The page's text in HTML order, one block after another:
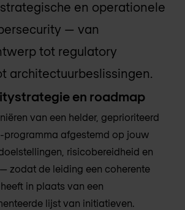
en operationele
— van
tot regulatory
architectuurbeslissingen.
en roadmap
van een helder, geprioriteerd
programma afgestemd op jouw
risicobereidheid en
zodat de leiding een coherente
in plaats van een
lijst van initiatieven.